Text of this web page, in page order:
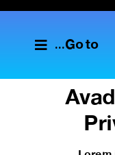
Go to...